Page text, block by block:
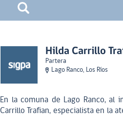
Hilda Carrillo
Partera
Lago Ranco, Los Ríos
En la comuna de Lago Ranco, al
Carrillo Trafian, especialista en la